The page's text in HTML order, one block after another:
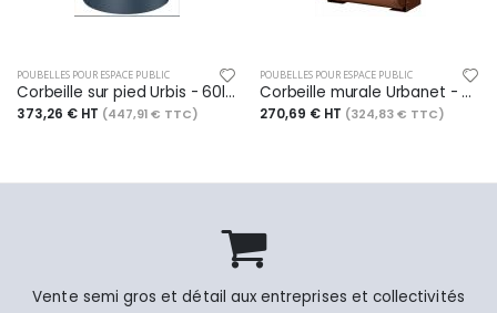
POUBELLES POUR ESPACE PUBLIC
Corbeille sur pied Urbis - 60l - anthracite mat - RAL 7016
373,26 € HT (447,91 € TTC)
POUBELLES POUR ESPACE PUBLIC
Corbeille murale Urbanet - 30l - effet Corten (aspect acier rouillé)
270,69 € HT (324,83 € TTC)
Vente semi gros et détail aux entreprises et collectivités